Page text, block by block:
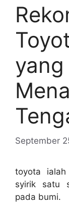
September
toyota
syirik satu
pada bumi.